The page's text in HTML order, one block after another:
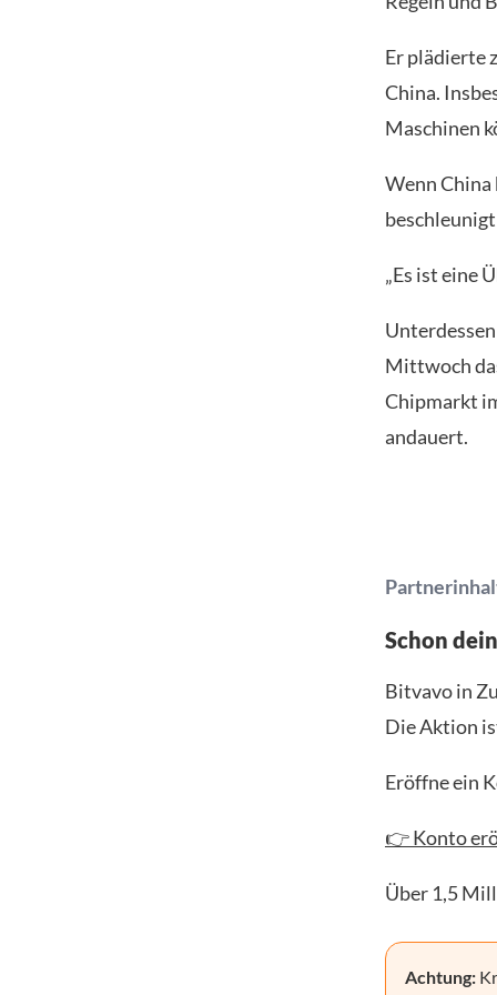
Er plädierte
China.
Maschinen
Wenn China
„Es ist eine
Mittwoch
Chipmarkt
andauert.
Schon
Bitvavo in
Die Aktion
Eröffne ein
👉 Konto
Über 1,5
Achtung: